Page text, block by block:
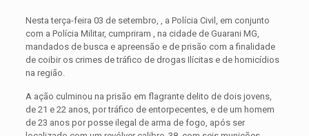
Nesta terça-feira 03 de setembro, , a Polícia Civil, em conjunto
com a Polícia Militar, cumpriram , na cidade de Guarani MG,
mandados de busca e apreensão e de prisão com a finalidade
de coibir os crimes de tráfico de drogas Ilícitas e de homicídios
na região.
A ação culminou na prisão em flagrante delito de dois jovens,
de 21 e 22 anos, por tráfico de entorpecentes, e de um homem
de 23 anos por posse ilegal de arma de fogo, após ser